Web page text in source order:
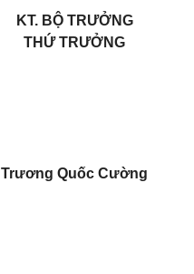
KT. BỘ TRƯỞNG
THỨ TRƯỞNG
Trương Quốc Cường